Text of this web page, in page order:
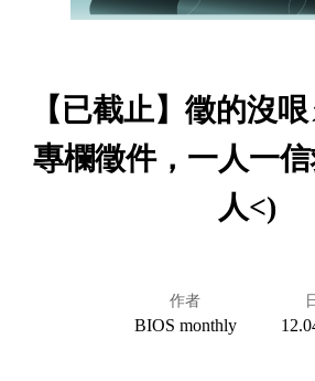
【已截止】徵的沒
專欄徵件，一人一
人<)
作者
BIOS monthly